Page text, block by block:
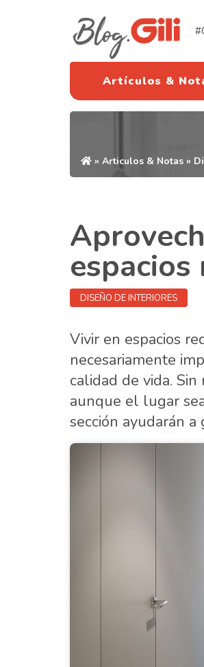
Artículos &
» Articulos & Notas »
espacios
DISEÑO DE INTERIORES
Vivir en espacios
necesariamente
calidad de vida.
aunque el lugar
sección ayudarán